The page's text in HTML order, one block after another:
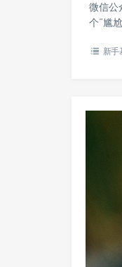
微信公
个“尴
新手